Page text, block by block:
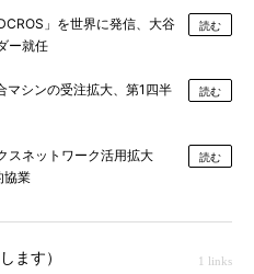
」を世界に発信、大谷
ー就任
読む
マシンの受注拡大、第1四半
読む
スネットワーク活用拡大
協業
読む
ます） 1 links